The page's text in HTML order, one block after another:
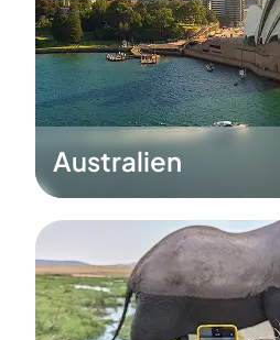
Australien